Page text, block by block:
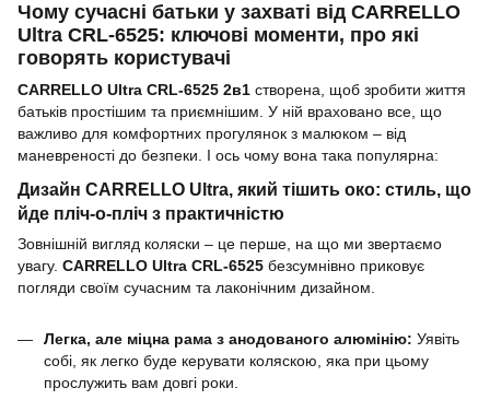
Чому сучасні батьки у захваті від CARRELLO
Ultra CRL-6525: ключові моменти, про які
говорять користувачі
CARRELLO Ultra CRL-6525 2в1 створена, щоб зробити життя
батьків простішим та приємнішим. У ній враховано все, що
важливо для комфортних прогулянок з малюком – від
маневреності до безпеки. І ось чому вона така популярна:
Дизайн CARRELLO Ultra, який тішить око: стиль, що
йде пліч-о-пліч з практичністю
Зовнішній вигляд коляски – це перше, на що ми звертаємо
увагу. CARRELLO Ultra CRL-6525 безсумнівно приковує
погляди своїм сучасним та лаконічним дизайном.
Легка, але міцна рама з анодованого алюмінію: Уявіть
собі, як легко буде керувати коляскою, яка при цьому
прослужить вам довгі роки.